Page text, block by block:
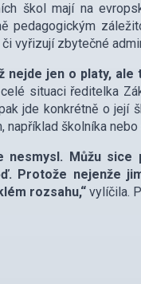
škol mají na
pedagogickým
vyřizují zbytečné
nejde jen o platy,
situaci ředitelka
jde konkrétně o její
například školníka
nesmysl. Můžu
Protože nejenže
rozsahu,“vylíčila.